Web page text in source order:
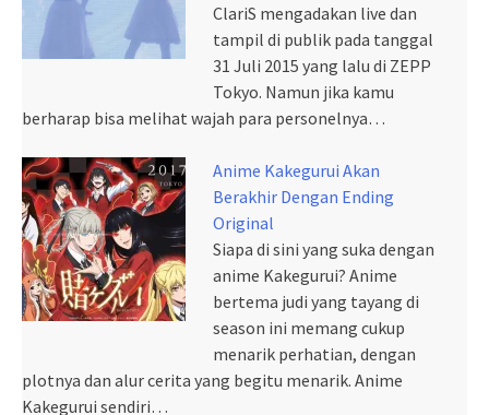
ClariS mengadakan live dan
tampil di publik pada tanggal
31 Juli 2015 yang lalu di ZEPP
Tokyo. Namun jika kamu
berharap bisa melihat wajah para personelnya…
Anime Kakegurui Akan
Berakhir Dengan Ending
Original
Siapa di sini yang suka dengan
anime Kakegurui? Anime
bertema judi yang tayang di
season ini memang cukup
menarik perhatian, dengan
plotnya dan alur cerita yang begitu menarik. Anime
Kakegurui sendiri…